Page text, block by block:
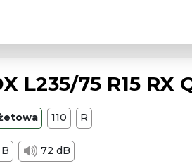
L235/75 R15 RX
110 R
B 72 dB